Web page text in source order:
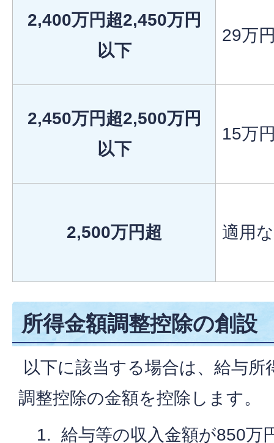
2,400万円超2,450万円
以下
29万
2,450万円超2,500万円
以下
15万
2,500万円超 適用
所得金額調整控除の創設
以下に該当する場合は、給与所
調整控除の金額を控除します。
給与等の収入金額が850万